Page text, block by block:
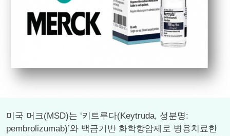
미국 머크(MSD)는 ‘키트루다(Keytruda, 성분명:
pembrolizumab)’와 백금기반 화학항암제로 병용치료한